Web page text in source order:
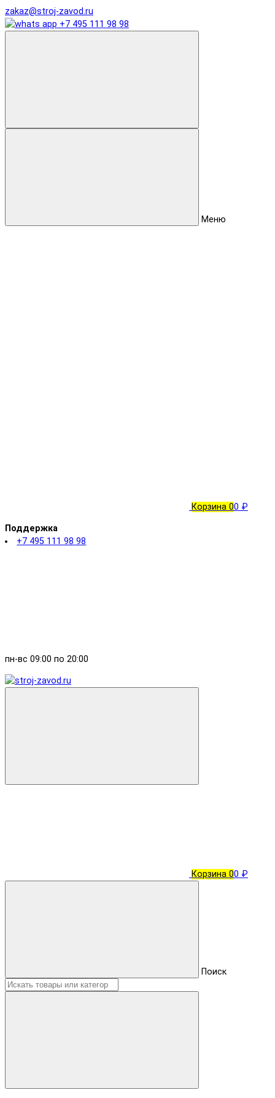
zakaz@stroj-zavod.ru
+7 495 111 98 98
Меню
Корзина 00 ₽
Поддержка
+7 495 111 98 98
пн-вс 09:00 по 20:00
Корзина 00 ₽
Поиск